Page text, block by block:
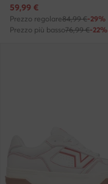
Prezzo attuale
59,99 €
Prezzo regolare84,99 €-29%
Prezzo più basso76,99 €-22%